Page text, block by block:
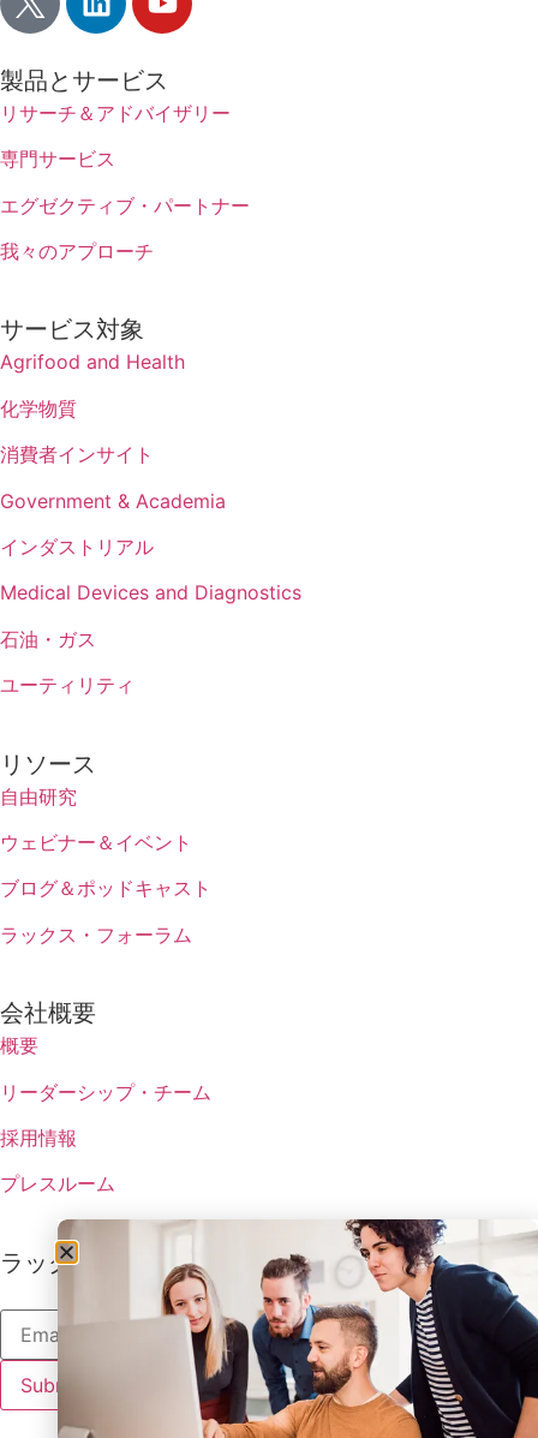
製品とサービス
リサーチ＆アドバイザリー
専門サービス
エグゼクティブ・パートナー
我々のアプローチ
サービス対象
Agrifood and Health
化学物質
消費者インサイト
Government & Academia
インダストリアル
Medical Devices and Diagnostics
石油・ガス
ユーティリティ
リソース
自由研究
ウェビナー＆イベント
ブログ＆ポッドキャスト
ラックス・フォーラム
会社概要
概要
リーダーシップ・チーム
採用情報
プレスルーム
ラックスの最新情報を受け取る